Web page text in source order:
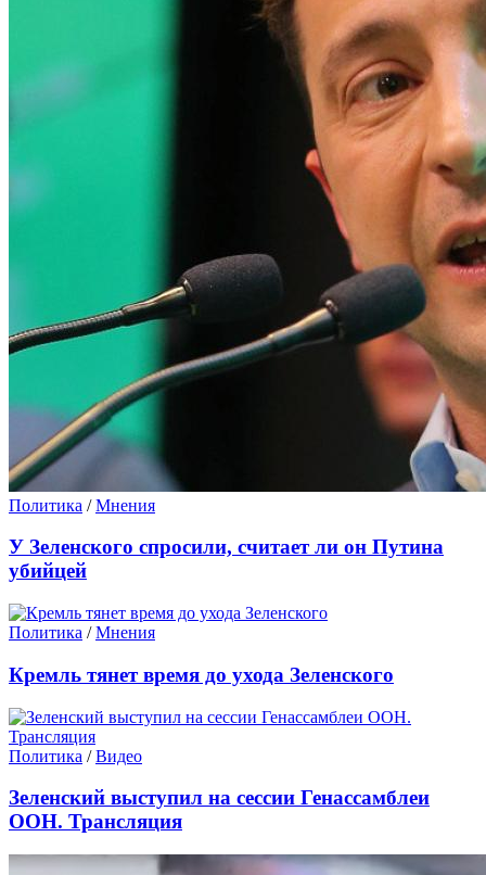
Политика /Мнения
У Зеленского спросили, считает ли он Путина
убийцей
Политика /Мнения
Кремль тянет время до ухода Зеленского
Политика /Видео
Зеленский выступил на сессии Генассамблеи
ООН. Трансляция